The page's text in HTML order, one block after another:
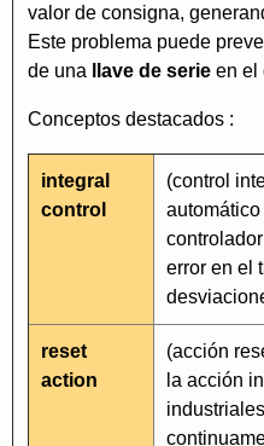
valor de consigna,
Este problema puede
de una
llave de serie en el
Conceptos destacados :
integral
control
(control
error en el
reset
action
(acción
la acción